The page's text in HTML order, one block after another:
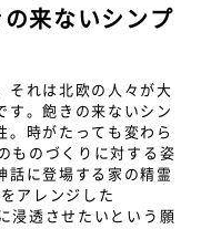
来ないシンプ
それは北欧の人々が大
す。飽きの来ないシン
。時がたっても変わら
ものづくりに対する姿
話に登場する家の精霊
アレンジした
浸透させたいという願